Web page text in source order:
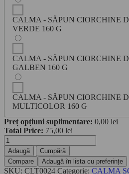
CALMA - SĂPUN CIORCHINE
VERDE 160 G
CALMA - SĂPUN CIORCHINE
GALBEN 160 G
CALMA - SĂPUN CIORCHINE
MULTICOLOR 160 G
Preț opțiuni suplimentare: 0,00 lei
Total Price: 75,00 lei
Cantitate
CALMA
-
SĂPUN
Adaugă
Cumpără
Compare
Adaugă în lista cu preferințe
SKU: CLT0024 Categorie: CALMA